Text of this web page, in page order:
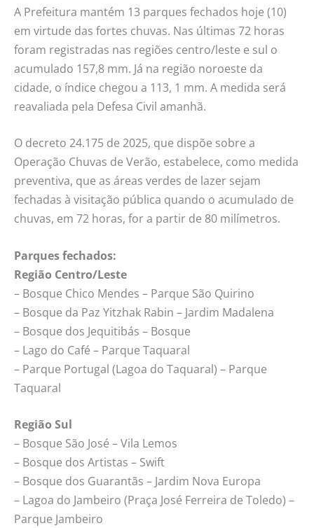
A Prefeitura mantém 13 parques fechados hoje (10)
em virtude das fortes chuvas. Nas últimas 72 horas
foram registradas nas regiões centro/leste e sul o
acumulado 157,8 mm. Já na região noroeste da
cidade, o índice chegou a 113, 1 mm. A medida será
reavaliada pela Defesa Civil amanhã.
O decreto 24.175 de 2025, que dispõe sobre a
Operação Chuvas de Verão, estabelece, como medida
preventiva, que as áreas verdes de lazer sejam
fechadas à visitação pública quando o acumulado de
chuvas, em 72 horas, for a partir de 80 milímetros.
Parques fechados:
Região Centro/Leste
– Bosque Chico Mendes – Parque São Quirino
– Bosque da Paz Yitzhak Rabin – Jardim Madalena
– Bosque dos Jequitibás – Bosque
– Lago do Café – Parque Taquaral
– Parque Portugal (Lagoa do Taquaral) – Parque
Taquaral
Região Sul
– Bosque São José – Vila Lemos
– Bosque dos Artistas – Swift
– Bosque dos Guarantãs – Jardim Nova Europa
– Lagoa do Jambeiro (Praça José Ferreira de Toledo) –
Parque Jambeiro